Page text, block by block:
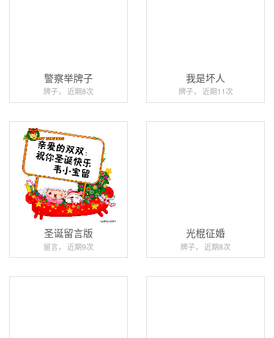
警察举牌子
牌子， 近期8次
我是坏人
牌子， 近期11次
圣诞留言版
留言， 近期9次
光棍征婚
牌子， 近期8次